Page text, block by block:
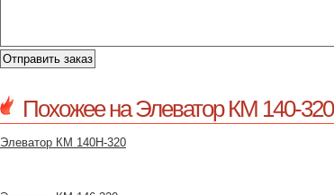
Похожее на Элеватор КМ 140-320
Элеватор КМ 140Н-320